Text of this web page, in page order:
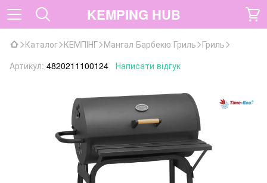
KEMPING HUB
Каталог КЕМПІНГ Мангал Барбекю Гриль Гриль
Артикул: 4820211100124 Написати відгук